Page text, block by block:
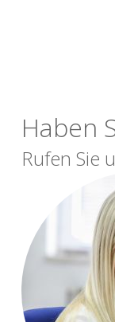
Haben
Rufen Sie